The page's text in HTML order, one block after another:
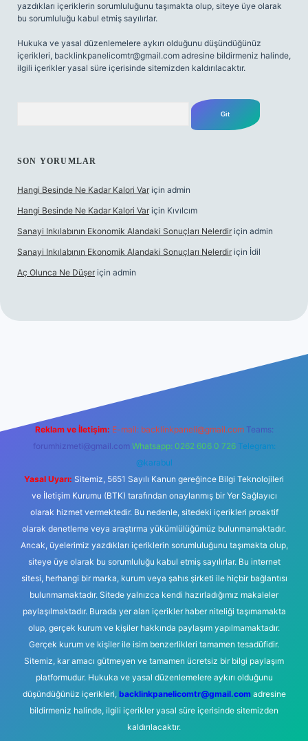
yazdıkları içeriklerin sorumluluğunu taşımakta olup, siteye üye olarak
bu sorumluluğu kabul etmiş sayılırlar.
Hukuka ve yasal düzenlemelere aykırı olduğunu düşündüğünüz
içerikleri, backlinkpanelicomtr@gmail.com adresine bildirmeniz halinde,
ilgili içerikler yasal süre içerisinde sitemizden kaldırılacaktır.
SON YORUMLAR
Hangi Besinde Ne Kadar Kalori Var için admin
Hangi Besinde Ne Kadar Kalori Var için Kıvılcım
Sanayi Inkılabının Ekonomik Alandaki Sonuçları Nelerdir için admin
Sanayi Inkılabının Ekonomik Alandaki Sonuçları Nelerdir için İdil
Aç Olunca Ne Düşer için admin
Reklam ve İletişim: E-mail: backlinkpaneli@gmail.com Teams:
forumhizmeti@gmail.com Whatsapp: 0262 606 0 726 Telegram:
@karabul
Yasal Uyarı: Sitemiz, 5651 Sayılı Kanun gereğince Bilgi Teknolojileri
ve İletişim Kurumu (BTK) tarafından onaylanmış bir Yer Sağlayıcı
olarak hizmet vermektedir. Bu nedenle, sitedeki içerikleri proaktif
olarak denetleme veya araştırma yükümlülüğümüz bulunmamaktadır.
Ancak, üyelerimiz yazdıkları içeriklerin sorumluluğunu taşımakta olup,
siteye üye olarak bu sorumluluğu kabul etmiş sayılırlar. Bu internet
sitesi, herhangi bir marka, kurum veya şahıs şirketi ile hiçbir bağlantısı
bulunmamaktadır. Sitede yalnızca kendi hazırladığımız makaleler
paylaşılmaktadır. Burada yer alan içerikler haber niteliği taşımamakta
olup, gerçek kurum ve kişiler hakkında paylaşım yapılmamaktadır.
Gerçek kurum ve kişiler ile isim benzerlikleri tamamen tesadüfidir.
Sitemiz, kar amacı gütmeyen ve tamamen ücretsiz bir bilgi paylaşım
platformudur. Hukuka ve yasal düzenlemelere aykırı olduğunu
düşündüğünüz içerikleri, backlinkpanelicomtr@gmail.comadresine
bildirmeniz halinde, ilgili içerikler yasal süre içerisinde sitemizden
kaldırılacaktır.